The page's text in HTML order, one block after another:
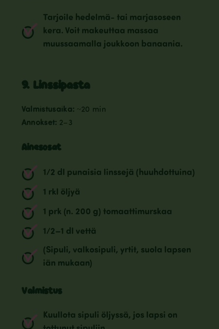
Tarjoile hedelmä- tai marjasoseen
kera. Voit makeuttaa massaa
muussaamalla joukkoon banaania.
9. Linssipasta
Valmistusaika: ~20 min
Annokset: 2–3
Ainesosat
1/2 dl punaisia linssejä (huuhdottuina)
1 rkl öljyä
1 prk (n. 200 g) tomaattimurskaa
1/2–1 dl vettä
(Sipuli, valkosipuli, yrtit, suola lapsen
iän mukaan)
Valmistus
Kuullota sipuli öljyssä, jos lapsi on